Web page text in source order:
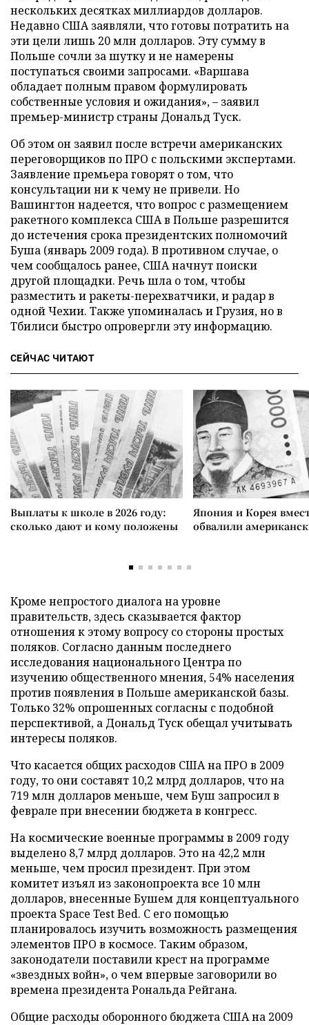
нескольких десятках миллиардов долларов.
Недавно США заявляли, что готовы потратить на
эти цели лишь 20 млн долларов. Эту сумму в
Польше сочли за шутку и не намерены
поступаться своими запросами. «Варшава
обладает полным правом формулировать
собственные условия и ожидания», – заявил
премьер-министр страны Дональд Туск.
Об этом он заявил после встречи американских
переговорщиков по ПРО с польскими экспертами.
Заявление премьера говорят о том, что
консультации ни к чему не привели. Но
Вашингтон надеется, что вопрос с размещением
ракетного комплекса США в Польше разрешится
до истечения срока президентских полномочий
Буша (январь 2009 года). В противном случае, о
чем сообщалось ранее, США начнут поиски
другой площадки. Речь шла о том, чтобы
разместить и ракеты-перехватчики, и радар в
одной Чехии. Также упоминалась и Грузия, но в
Тбилиси быстро опровергли эту информацию.
СЕЙЧАС ЧИТАЮТ
Выплаты к школе в 2026 году:
сколько дают и кому положены
Япония и Корея
обвалили
Кроме непростого диалога на уровне
правительств, здесь сказывается фактор
отношения к этому вопросу со стороны простых
поляков. Согласно данным последнего
исследования национального Центра по
изучению общественного мнения, 54% населения
против появления в Польше американской базы.
Только 32% опрошенных согласны с подобной
перспективой, а Дональд Туск обещал учитывать
интересы поляков.
Что касается общих расходов США на ПРО в 2009
году, то они составят 10,2 млрд долларов, что на
719 млн долларов меньше, чем Буш запросил в
феврале при внесении бюджета в конгресс.
На космические военные программы в 2009 году
выделено 8,7 млрд долларов. Это на 42,2 млн
меньше, чем просил президент. При этом
комитет изъял из законопроекта все 10 млн
долларов, внесенные Бушем для концептуального
проекта Space Test Bed. С его помощью
планировалось изучить возможность размещения
элементов ПРО в космосе. Таким образом,
законодатели поставили крест на программе
«звездных войн», о чем впервые заговорили во
времена президента Рональда Рейгана.
Общие расходы оборонного бюджета США на 2009